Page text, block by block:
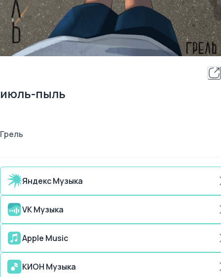
июль-пыль
Грель
Яндекс Музыка
VK Музыка
Apple Music
КИОН Музыка